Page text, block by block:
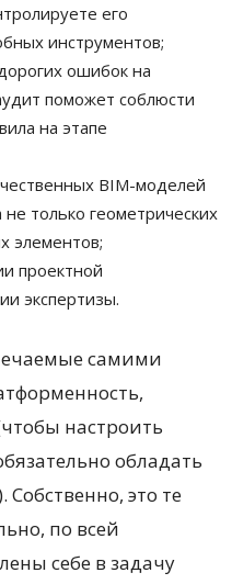
его
инструментов;
ошибок на
поможет соблюсти
на этапе
BIM-моделей
только геометрических
элементов;
проектной
экспертизы.
самими
настроить
обладать
это те
по всей
себе в задачу